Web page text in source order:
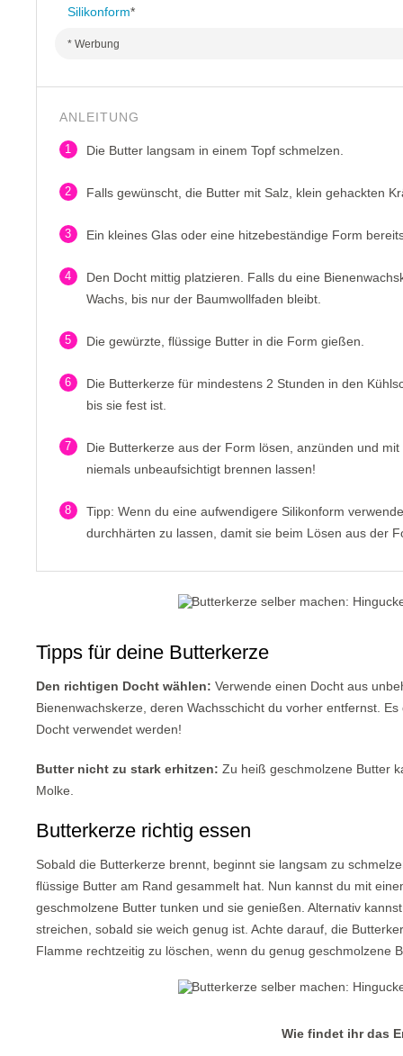
Silikonform*
* Werbung
ANLEITUNG
1 Die Butter langsam in einem Topf schmelzen.
2 Falls gewünscht, die Butter mit Salz, klein gehackten
3 Ein kleines Glas oder eine hitzebeständige Form
4
Den Docht mittig platzieren. Falls du eine
Wachs, bis nur der Baumwollfaden bleibt.
5 Die gewürzte, flüssige Butter in die Form gießen.
6
Die Butterkerze für mindestens 2 Stunden in den
bis sie fest ist.
7
Die Butterkerze aus der Form lösen, anzünden und
niemals unbeaufsichtigt brennen lassen!
8
Tipp: Wenn du eine aufwendigere Silikonform
durchhärten zu lassen, damit sie beim Lösen aus der
Tipps für deine Butterkerze
Den richtigen Docht wählen: Verwende einen Docht aus
Bienenwachskerze, deren Wachsschicht du vorher entfernst.
Docht verwendet werden!
Butter nicht zu stark erhitzen: Zu heiß geschmolzene Butter
Molke.
Butterkerze richtig essen
Sobald die Butterkerze brennt, beginnt sie langsam zu
flüssige Butter am Rand gesammelt hat. Nun kannst du mit
geschmolzene Butter tunken und sie genießen. Alternativ
streichen, sobald sie weich genug ist. Achte darauf, die
Flamme rechtzeitig zu löschen, wenn du genug geschmolzene
Wie findet ihr das